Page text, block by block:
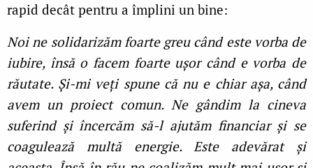
rapid decât pentru a împlini un bine:
Noi ne solidarizăm foarte greu când este vorba de
iubire, însă o facem foarte ușor când e vorba de
răutate. Și-mi veți spune că nu e chiar așa, când
avem un proiect comun. Ne gândim la cineva
suferind și încercăm să-l ajutăm financiar și se
coagulează multă energie. Este adevărat și